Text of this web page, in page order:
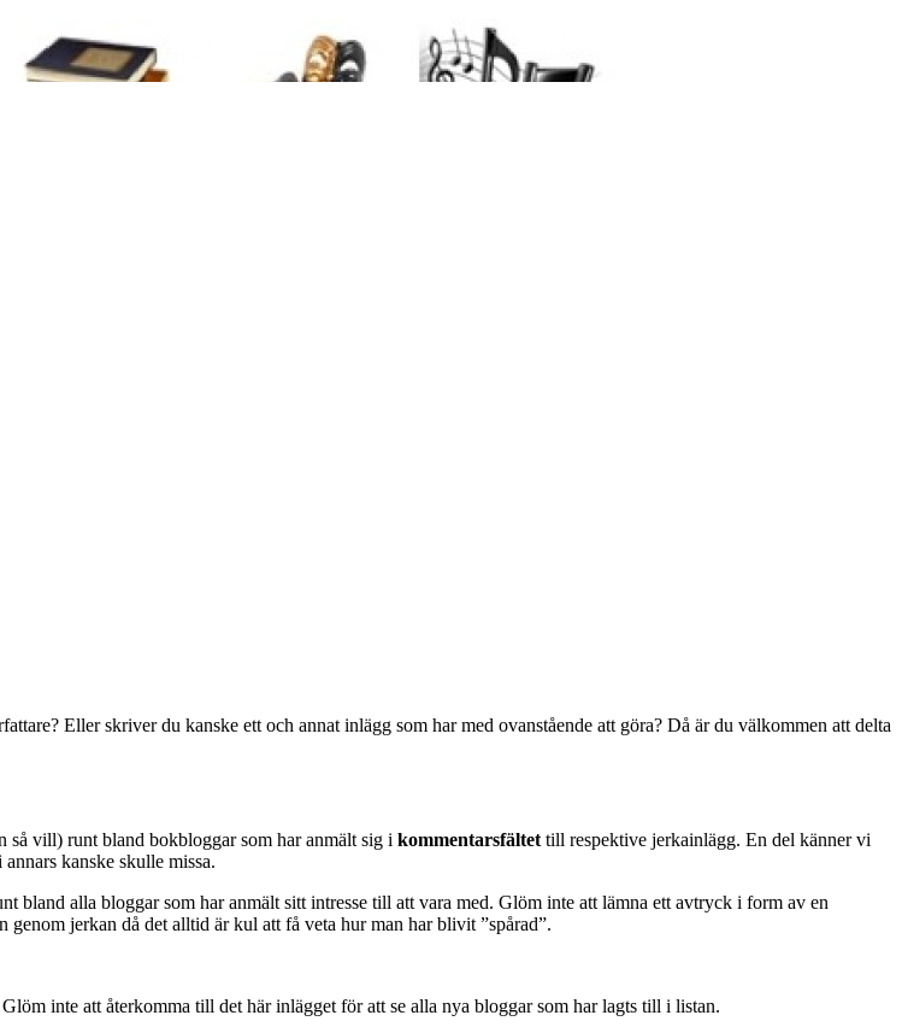
Eller skriver du kanske ett och annat inlägg som har med ovanstående att göra? Då är du välkommen att delta
vill) runt bland bokbloggar som har anmält sig i kommentarsfältet till respektive jerkainlägg. En del känner vi
kanske skulle missa.
bland alla bloggar som har anmält sitt intresse till att vara med. Glöm inte att lämna ett avtryck i form av en
jerkan då det alltid är kul att få veta hur man har blivit ”spårad”.
inte att återkomma till det här inlägget för att se alla nya bloggar som har lagts till i listan.